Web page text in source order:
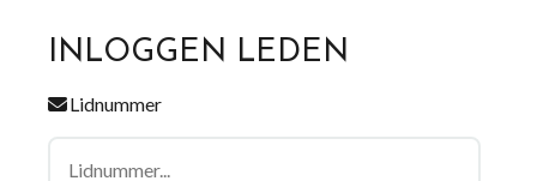
INLOGGEN LEDEN
Lidnummer